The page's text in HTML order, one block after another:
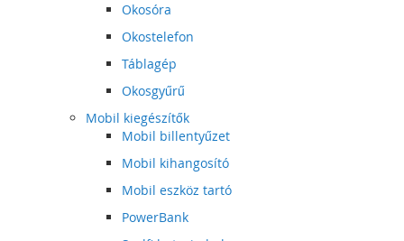
Okosóra
Okostelefon
Táblagép
Okosgyűrű
Mobil kiegészítők
Mobil billentyűzet
Mobil kihangosító
Mobil eszköz tartó
PowerBank